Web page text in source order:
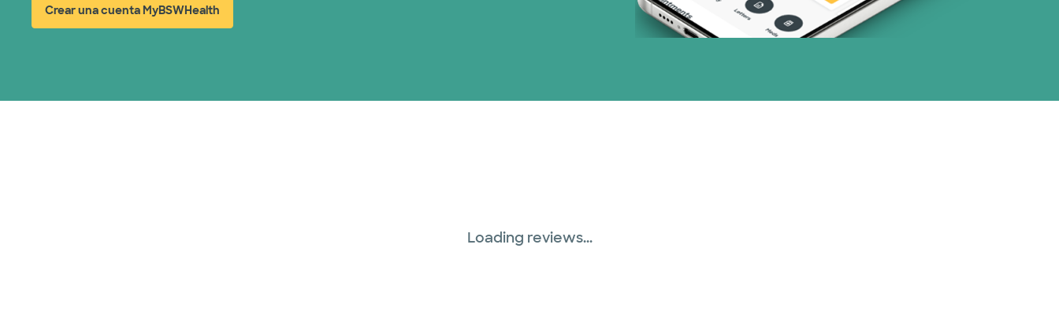
TriWest HealthCare (1 planes)
Crear una cuenta MyBSWHealth
(abre en ventana nueva)
Loading reviews...